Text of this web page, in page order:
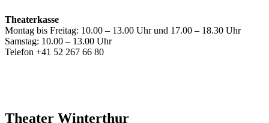
Theaterkasse
Montag bis Freitag: 10.00 – 13.00 Uhr und 17.00 – 18.30 Uhr
Samstag: 10.00 – 13.00 Uhr
Telefon +41 52 267 66 80
Theater Winterthur